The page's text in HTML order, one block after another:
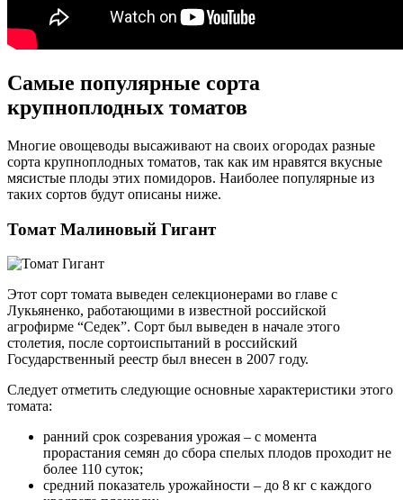
Самые популярные сорта
крупноплодных томатов
Многие овощеводы высаживают на своих огородах разные
сорта крупноплодных томатов, так как им нравятся вкусные
мясистые плоды этих помидоров. Наиболее популярные из
таких сортов будут описаны ниже.
Томат Малиновый Гигант
Этот сорт томата выведен селекционерами во главе с
Лукьяненко, работающими в известной российской
агрофирме “Седек”. Сорт был выведен в начале этого
столетия, после сортоиспытаний в российский
Государственный реестр был внесен в 2007 году.
Следует отметить следующие основные характеристики этого
томата:
ранний срок созревания урожая – с момента
прорастания семян до сбора спелых плодов проходит не
более 110 суток;
средний показатель урожайности – до 8 кг с каждого